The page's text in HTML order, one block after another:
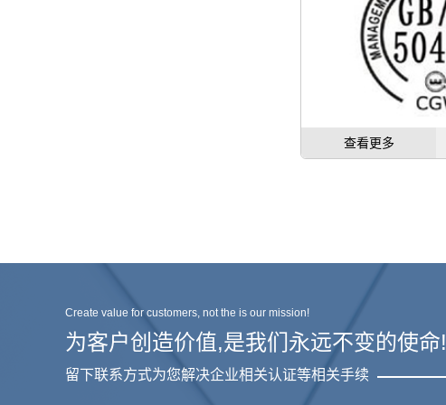
查看更多
Create value for customers, not the is our mission!
为客户创造价值,是我们永远不变的使命!
留下联系方式为您解决企业相关认证等相关手续